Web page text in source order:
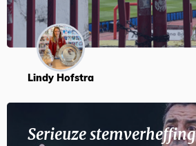
Lindy Hofstra
Serieuze